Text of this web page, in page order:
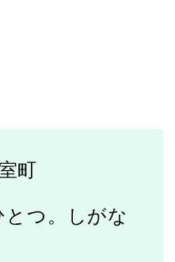
室町
つ。しがな